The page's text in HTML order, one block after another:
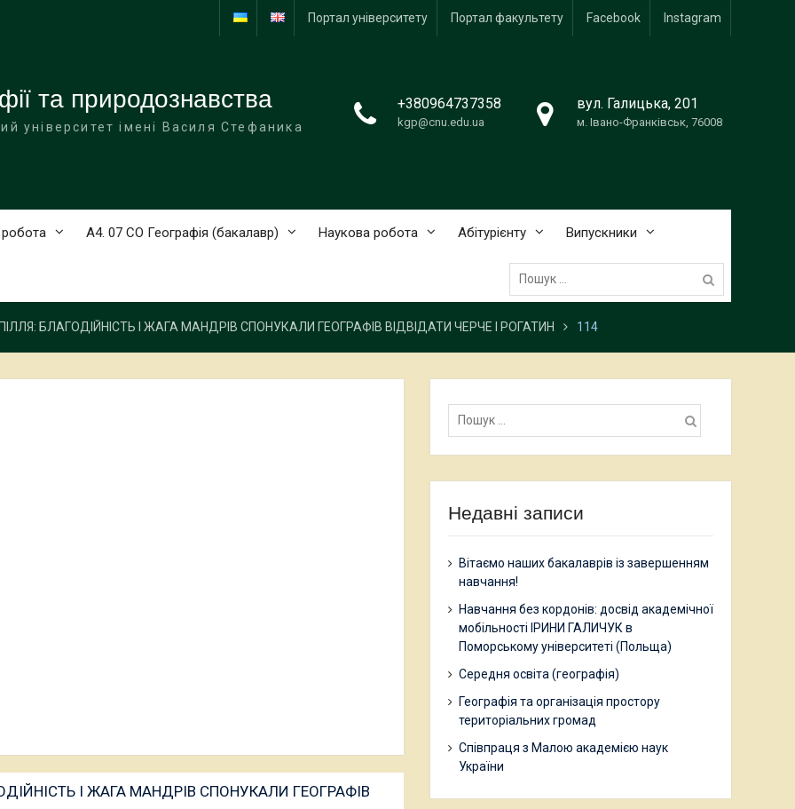
Портал університету Портал факультету Facebook Instagram
та природознавства
університет імені Василя Стефаника
+380964737358
kgp@cnu.edu.ua
вул. Галицька, 201
м. Івано-Франківськ, 76008
А4. 07 СО Географія (бакалавр) Наукова робота Абітурієнту Випускники
Пошук:
БЛАГОДІЙНІСТЬ І ЖАГА МАНДРІВ СПОНУКАЛИ ГЕОГРАФІВ ВІДВІДАТИ ЧЕРЧЕ І РОГАТИН 114
І ЖАГА МАНДРІВ СПОНУКАЛИ ГЕОГРАФІВ
Пошук:
Недавні записи
Вітаємо наших бакалаврів із завершенням
навчання!
Навчання без кордонів: досвід академічної
мобільності ІРИНИ ГАЛИЧУК в
Поморському університеті (Польща)
Середня освіта (географія)
Географія та організація простору
територіальних громад
Співпраця з Малою академією наук
України